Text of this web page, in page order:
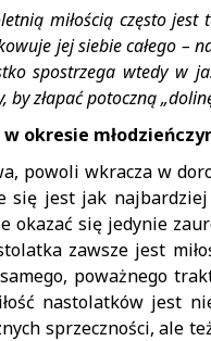
miłością często jest
jej siebie całego –
spostrzega wtedy w
by złapać potoczną
okresie
powoli wkracza w
się jest jak
okazać się jedynie
zawsze jest
poważnego
nastolatków jest
sprzeczności, ale